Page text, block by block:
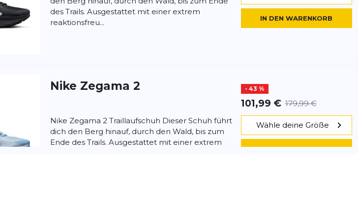
des Trails. Ausgestattet mit einer extrem
reaktionsfreu...
IN DEN WARENKORB
Nike Zegama 2 - 43 %
101,99 € 179,99 €
Nike Zegama 2 Traillaufschuh Dieser Schuh führt
dich den Berg hinauf, durch den Wald, bis zum
Ende des Trails. Ausgestattet mit einer extrem
Wähle deine Größe
IN DEN WARENKORB